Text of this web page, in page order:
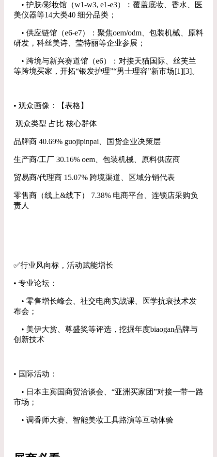
• 护肤/彩妆馆（w1-w3, e1-e3）：覆盖底妆、香水、医
美仪器等14大类40 细分品类；
• 供应链馆（e6-e7）：聚焦oem/odm、包装机械、原料
研发，科丝美诗、莹特丽等企业参展；
• 跨境与新兴赛道馆（e6）：对接天猫国际、丝芙兰
等跨境买家，开拓“银发护理”“男士理容”新市场[1][3]。
• 观众画像：【表格】
观众类型 占比 核心群体
品牌商 40.69% guojipinpai、国货企业决策层
生产商/工厂 30.16% oem、包装机械、原料供应商
贸易商/代理商 15.07% 跨境渠道、区域分销代表
零售商（线上&线下） 7.38% 电商平台、连锁店采购负
责人
✅行业风向标，活动赋能增长
• 专业论坛：
• 零售增长峰会、社交电商实战课、医学抗衰技术发
布会；
• 美伊大赏、尊盛奖等评选，挖掘年度biaogan品牌与
创新技术
• 国际活动：
• 日本主宾国商贸洽谈会、“亚洲买家团”对接一带一路
市场；
• 调香师大赛、智能美妆工具路演等互动体验